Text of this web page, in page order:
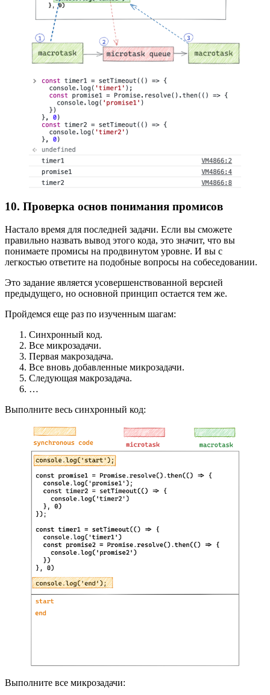
10. Проверка основ понимания промисов
Настало время для последней задачи. Если вы сможете
правильно назвать вывод этого кода, это значит, что вы
понимаете промисы на продвинутом уровне. И вы с
легкостью ответите на подобные вопросы на собеседовании.
Это задание является усовершенствованной версией
предыдущего, но основной принцип остается тем же.
Пройдемся еще раз по изученным шагам:
Синхронный код.
Все микрозадачи.
Первая макрозадача.
Все вновь добавленные микрозадачи.
Следующая макрозадача.
…
Выполните весь синхронный код:
Выполните все микрозадачи: